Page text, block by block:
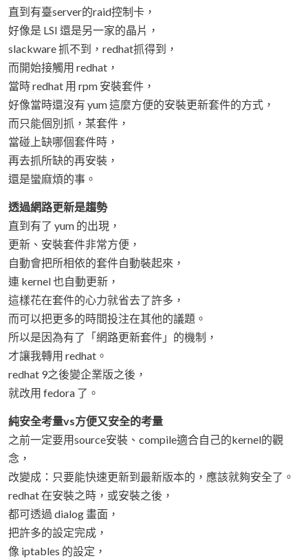
直到有臺server的raid控制卡，
好像是 LSI 還是另一家的晶片，
slackware 抓不到，redhat抓得到，
而開始接觸用 redhat，
當時 redhat 用 rpm 安裝套件，
好像當時還沒有 yum 這麼方便的安裝更新套件的方式，
而只能個別抓，某套件，
當碰上缺哪個套件時，
再去抓所缺的再安裝，
還是蠻麻煩的事。
透過網路更新是趨勢
直到有了 yum 的出現，
更新、安裝套件非常方便，
自動會把所相依的套件自動裝起來，
連 kernel 也自動更新，
這樣花在套件的心力就省去了許多，
而可以把更多的時間投注在其他的議題。
所以是因為有了「網路更新套件」的機制，
才讓我轉用 redhat。
redhat 9之後變企業版之後，
就改用 fedora 了。
純安全考量vs方便又安全的考量
之前一定要用source安裝、compile適合自己的kernel的觀
念，
改變成：只要能快速更新到最新版本的，應該就夠安全了。
redhat 在安裝之時，或安裝之後，
都可透過 dialog 畫面，
把許多的設定完成，
像 iptables 的設定，